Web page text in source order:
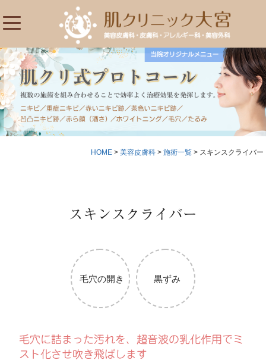
HOME> 美容皮膚科> 施術一覧> スキンスクライバー
スキンスクライバー
毛穴の開き 黒ずみ
毛穴に詰まった汚れを、超音波の乳化作用でミ
スト化させ吹き飛ばします